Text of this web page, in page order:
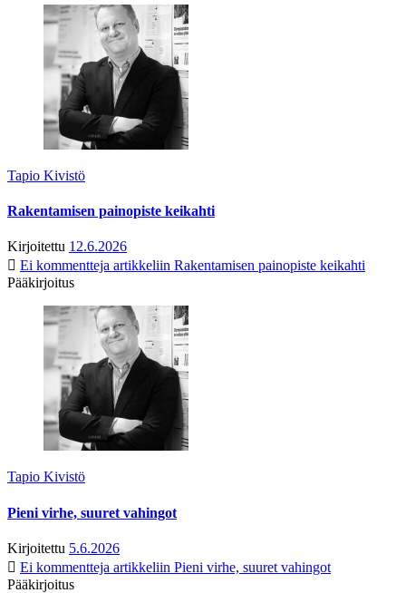
Tapio Kivistö
Rakentamisen painopiste keikahti
Kirjoitettu 12.6.2026
Ei kommentteja artikkeliin Rakentamisen painopiste keikahti
Pääkirjoitus
Tapio Kivistö
Pieni virhe, suuret vahingot
Kirjoitettu 5.6.2026
Ei kommentteja artikkeliin Pieni virhe, suuret vahingot
Pääkirjoitus